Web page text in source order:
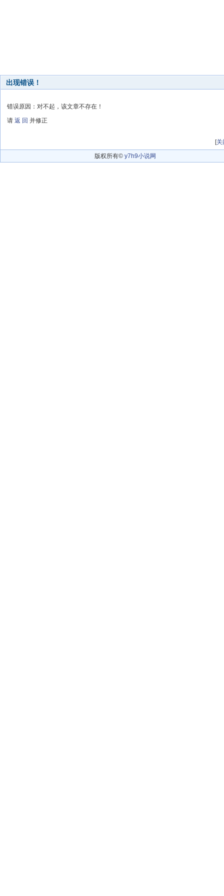
出现错误！
错误原因：对不起，该文章不存在！
请 返 回 并修正
[关
版权所有© y7h9小说网